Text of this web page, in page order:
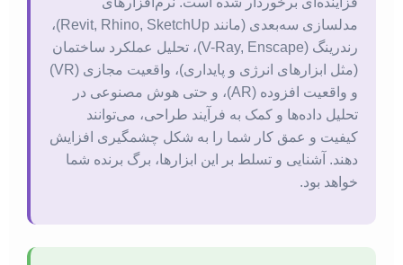
مدلسازی سه‌بعدی (مانند Revit, Rhino, SketchUp)،
رندرینگ (V-Ray, Enscape)، تحلیل عملکرد ساختمان
(مثل ابزارهای انرژی و پایداری)، واقعیت مجازی (VR)
و واقعیت افزوده (AR)، و حتی هوش مصنوعی در
تحلیل داده‌ها و کمک به فرآیند طراحی، می‌توانند
کیفیت و عمق کار شما را به شکل چشمگیری افزایش
دهند. آشنایی و تسلط بر این ابزارها، برگ برنده شما
خواهد بود.